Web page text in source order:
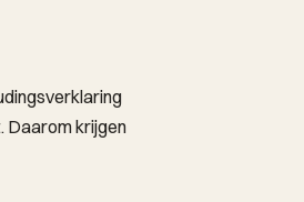
Daarom krijgen